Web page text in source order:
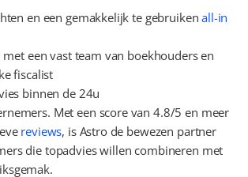
en een gemakkelijk te gebruiken all-in
met een vast team van boekhouders en
fiscalist
binnen de 24u
Met een score van 4.8/5 en meer
reviews, is Astro de bewezen partner
die topadvies willen combineren met